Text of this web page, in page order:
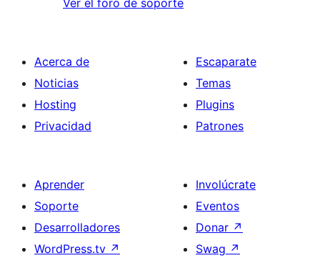
Ver el foro de soporte
Acerca de
Noticias
Hosting
Privacidad
Escaparate
Temas
Plugins
Patrones
Aprender
Soporte
Desarrolladores
WordPress.tv ↗
Involúcrate
Eventos
Donar ↗
Swag ↗